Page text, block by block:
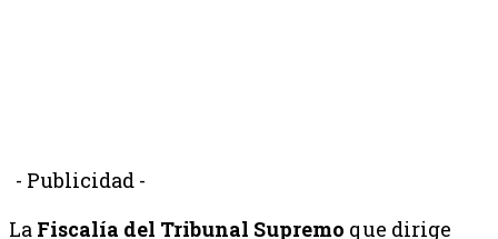
- Publicidad -
La Fiscalía del Tribunal Supremo que dirige